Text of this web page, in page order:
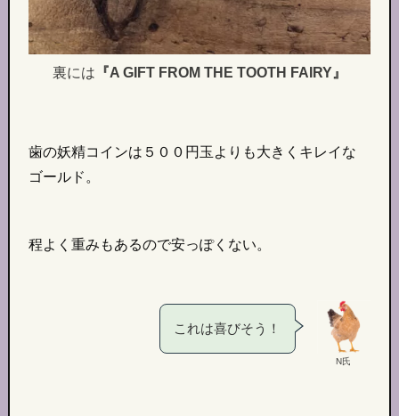
裏には 『A GIFT FROM THE TOOTH FAIRY』
歯の妖精コインは５００円玉よりも大きくキレイな
ゴールド。
程よく重みもあるので安っぽくない。
N氏
これは喜びそう！